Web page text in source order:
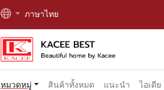
ภาษาไทย
หมวดหมู่ สินค้าทั้งหมด แนะนำ ไอเดีย